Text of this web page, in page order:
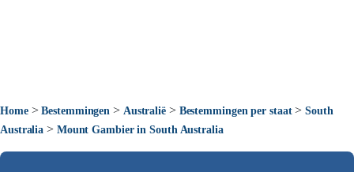
Home>Bestemmingen > Australië> Bestemmingen per staat>South
Australia > Mount Gambier in South Australia